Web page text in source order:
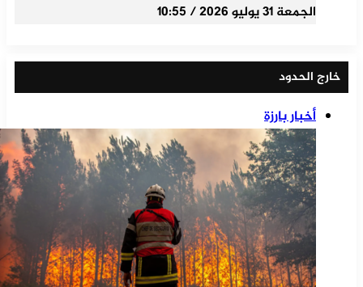
الجمعة 31 يوليو 2026 / 10:55
خارج الحدود
أخبار بارزة